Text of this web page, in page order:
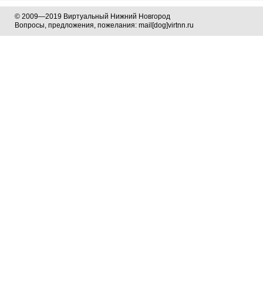
© 2009—2019 Виртуальный Нижний Новгород
Вопросы, предложения, пожелания: mail[dog]virtnn.ru